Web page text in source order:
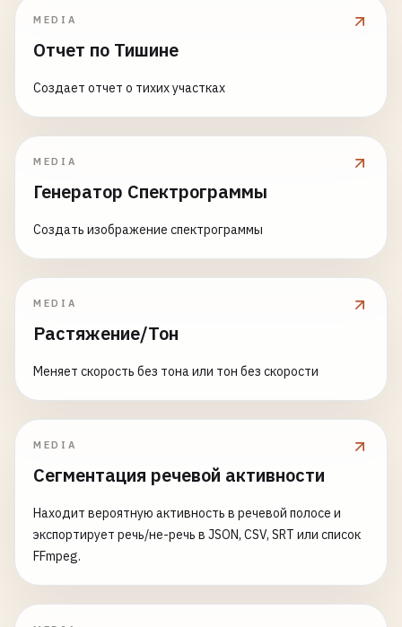
MEDIA
Отчет по Тишине
Создает отчет о тихих участках
MEDIA
Генератор Спектрограммы
Создать изображение спектрограммы
MEDIA
Растяжение/Тон
Меняет скорость без тона или тон без скорости
MEDIA
Сегментация речевой активности
Находит вероятную активность в речевой полосе и
экспортирует речь/не-речь в JSON, CSV, SRT или список
FFmpeg.